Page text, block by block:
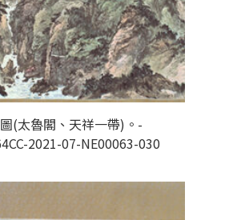
(太魯閣、天祥一帶)。-
2021-07-NE00063-030